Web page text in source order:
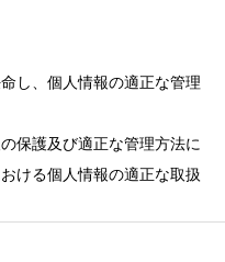
し、個人情報の適正な管理
保護及び適正な管理方法に
ける個人情報の適正な取扱